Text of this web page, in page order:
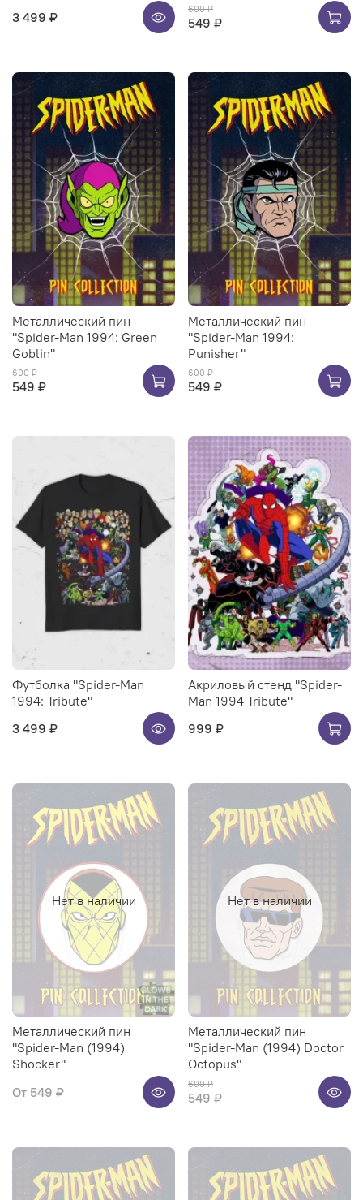
3 499 ₽
600 ₽
549 ₽
Металлический пин
"Spider-Man 1994: Green
Goblin"
600 ₽
549 ₽
Металлический пин
"Spider-Man 1994:
Punisher"
600 ₽
549 ₽
Футболка "Spider-Man
1994: Tribute"
3 499 ₽
Акриловый стенд "Spider-
Man 1994 Tribute"
999 ₽
Нет в наличии
Металлический пин
"Spider-Man (1994)
Shocker"
От 549 ₽
Нет в наличии
Металлический пин
"Spider-Man (1994) Doctor
Octopus"
600 ₽
549 ₽